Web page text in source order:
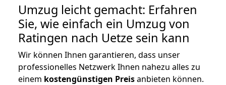
Umzug leicht gemacht: Erfahren
Sie, wie einfach ein Umzug von
Ratingen nach Uetze sein kann
Wir können Ihnen garantieren, dass unser
professionelles Netzwerk Ihnen nahezu alles zu
einem kostengünstigen Preisanbieten können.